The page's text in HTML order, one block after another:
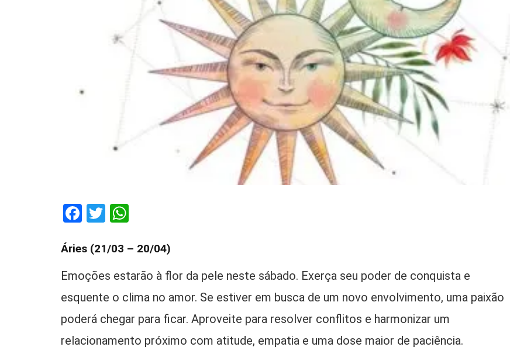
Facebook
Twitter
Áries (21/03 – 20/04)
Emoções estarão à flor da pele neste sábado. Exerça seu poder de conquista e
esquente o clima no amor. Se estiver em busca de um novo envolvimento, uma paixão
poderá chegar para ficar. Aproveite para resolver conflitos e harmonizar um
relacionamento próximo com atitude, empatia e uma dose maior de paciência.